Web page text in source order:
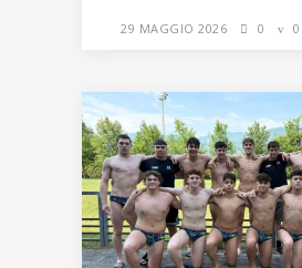
29 MAGGIO 2026 0 0